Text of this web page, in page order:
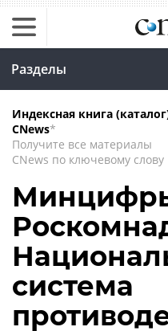
Разделы
Индексная книга
CNews*
Получите все материалы
CNews по ключевому слову
система